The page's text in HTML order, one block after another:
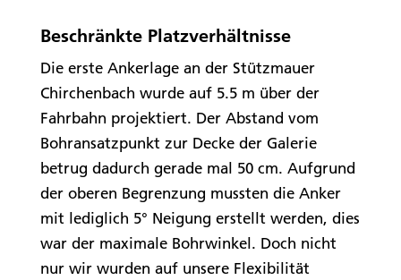
Beschränkte Platzverhältnisse
Die erste Ankerlage an der Stützmauer
Chirchenbach wurde auf 5.5 m über der
Fahrbahn projektiert. Der Abstand vom
Bohransatzpunkt zur Decke der Galerie
betrug dadurch gerade mal 50 cm. Aufgrund
der oberen Begrenzung mussten die Anker
mit lediglich 5° Neigung erstellt werden, dies
war der maximale Bohrwinkel. Doch nicht
nur wir wurden auf unsere Flexibilität